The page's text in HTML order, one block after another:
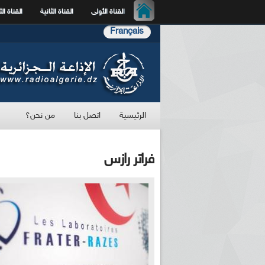
القناة الأولى القناة الثانية القناة
Français
الرئيسية اتصل بنا من نحن؟
فراتر رازس